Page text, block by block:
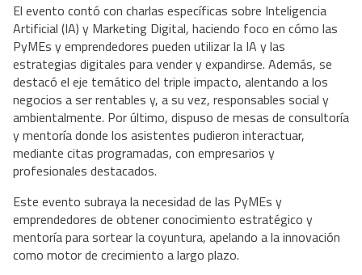
El evento contó con charlas específicas sobre Inteligencia
Artificial (IA) y Marketing Digital, haciendo foco en cómo las
PyMEs y emprendedores pueden utilizar la IA y las
estrategias digitales para vender y expandirse. Además, se
destacó el eje temático del triple impacto, alentando a los
negocios a ser rentables y, a su vez, responsables social y
ambientalmente. Por último, dispuso de mesas de consultoría
y mentoría donde los asistentes pudieron interactuar,
mediante citas programadas, con empresarios y
profesionales destacados.
Este evento subraya la necesidad de las PyMEs y
emprendedores de obtener conocimiento estratégico y
mentoría para sortear la coyuntura, apelando a la innovación
como motor de crecimiento a largo plazo.